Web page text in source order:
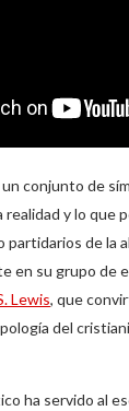
conjunto de
y lo que
partidarios de la
en su grupo de
Lewis, que
del
ha servido al